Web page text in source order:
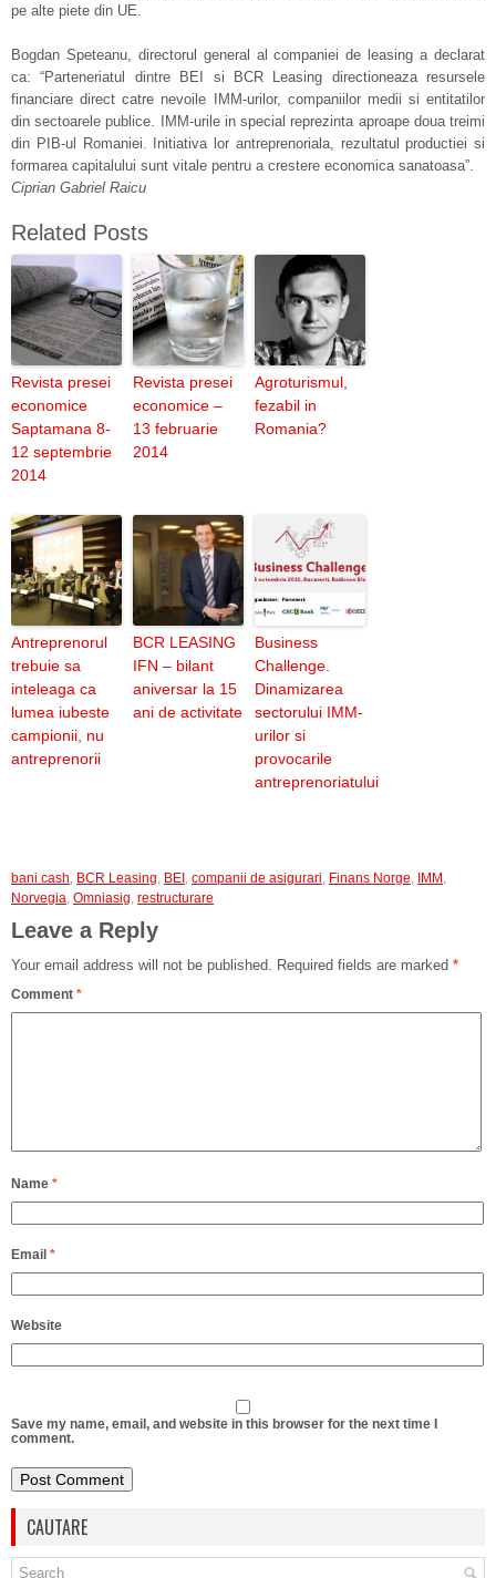
pe alte piete din UE.
Bogdan Speteanu, directorul general al companiei de leasing a declarat
ca: “Parteneriatul dintre BEI si BCR Leasing directioneaza resursele
financiare direct catre nevoile IMM-urilor, companiilor medii si entitatilor
din sectoarele publice. IMM-urile in special reprezinta aproape doua treimi
din PIB-ul Romaniei. Initiativa lor antreprenoriala, rezultatul productiei si
formarea capitalului sunt vitale pentru a crestere economica sanatoasa”.
Ciprian Gabriel Raicu
Related Posts
Revista presei
economice
Saptamana 8-
12 septembrie
2014
Revista presei
economice –
13 februarie
2014
Agroturismul,
fezabil in
Romania?
Antreprenorul
trebuie sa
inteleaga ca
lumea iubeste
campionii, nu
antreprenorii
BCR LEASING
IFN – bilant
aniversar la 15
ani de activitate
Business
Challenge.
Dinamizarea
sectorului IMM-
urilor si
provocarile
antreprenoriatului
bani cash, BCR Leasing, BEI , companii de asigurari, Finans Norge, IMM ,
Norvegia, Omniasig, restructurare
Leave a Reply
Your email address will not be published. Required fields are marked *
Comment *
Name *
Email *
Website
Save my name, email, and website in this browser for the next time I
comment.
CAUTARE